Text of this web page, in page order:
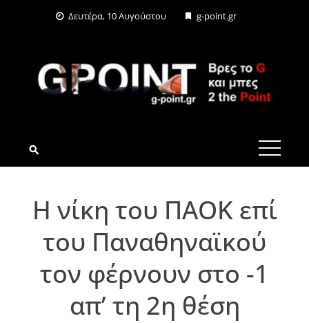
Δευτέρα, 10 Αυγούστου g-point.gr
G-POINT.GR
Η νίκη του ΠΑΟΚ επί
του Παναθηναϊκού
τον φέρνουν στο -1
απ’ τη 2η θέση